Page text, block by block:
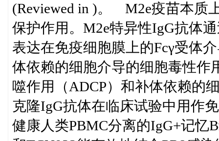
(Reviewed in )。 M2e疫苗本质
保护作用。M2e特异性IgG抗体
表达在免疫细胞膜上的Fcγ受体
体依赖的细胞介导的细胞毒性作
噬作用（ADCP）和补体依赖的
克隆IgG抗体在临床试验中用作
健康人类PBMC分离的IgG+记忆